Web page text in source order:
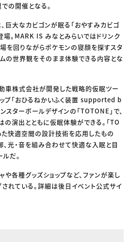
の開催となる。
巨大なカビゴンが眠る「おやすみカビゴ
場。MARK IS みなとみらいではドリンク
を回りながらポケモンの寝顔を探すスタ
の世界観をそのまま体験できる内容とな
車株式会社が開発した戦略的仮眠ツー
プ「おひるねかいふく装置 supported b
スターボールデザインの「TOTONE」で、
演出とともに仮眠体験ができる。「TO
快適空間の設計技術を応用したもの
、光・音を組み合わせて快適な入眠と目
だ。
や各種グッズショップなど、ファンが楽し
れている。詳細は後日イベント公式サイ